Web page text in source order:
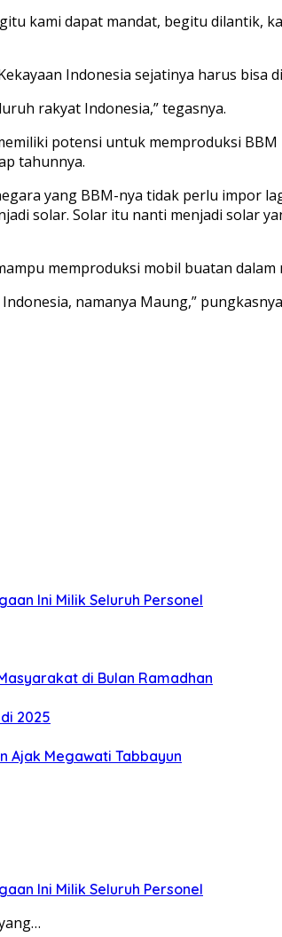
kami dapat mandat, begitu dilantik,
Indonesia sejatinya harus bisa
rakyat Indonesia,” tegasnya.
potensi untuk memproduksi
tahunnya.
yang BBM-nya tidak perlu impor
solar. Solar itu nanti menjadi solar
memproduksi mobil buatan dalam
namanya Maung,”
Ini Milik Seluruh Personel
di Bulan Ramadhan
2025
Ajak Megawati Tabbayun
Ini Milik Seluruh Personel